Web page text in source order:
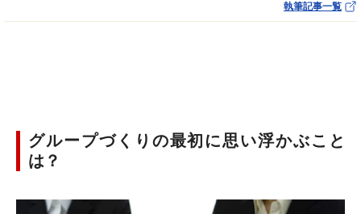
執筆記事一覧
グループづくりの最初に思い浮かぶこと
は？